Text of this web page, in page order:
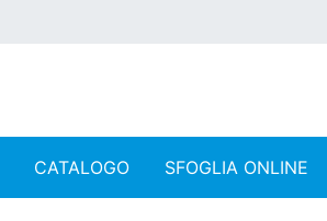
CATALOGO SFOGLIA ONLINE